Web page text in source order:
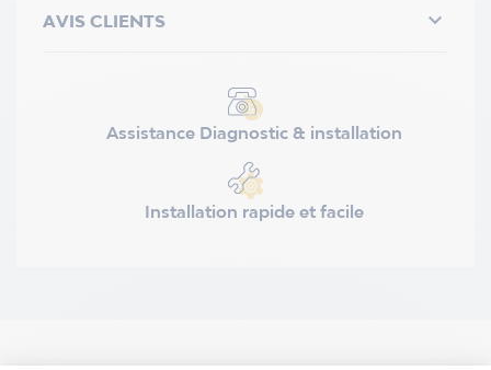
AVIS CLIENTS 
Assistance Diagnostic & installation
Installation rapide et facile